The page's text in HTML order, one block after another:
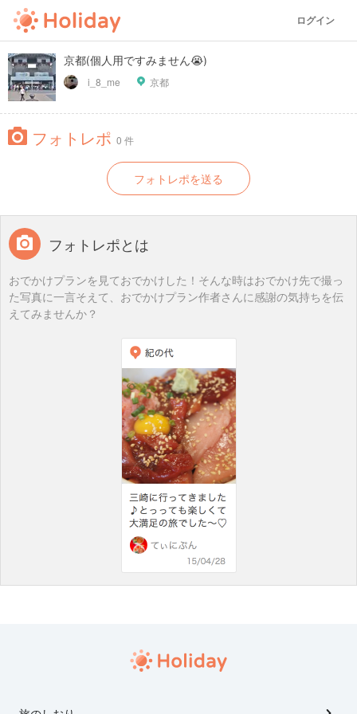
ログイン
京都(個人用ですみません😭)
i_8_me 京都
フォトレポ 0 件
フォトレポを送る
フォトレポとは
おでかけプランを見ておでかけした！そんな時はおでかけ先で撮っ
た写真に一言そえて、おでかけプラン作者さんに感謝の気持ちを伝
えてみませんか？